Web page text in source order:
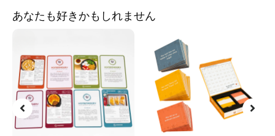
あなたも好きかもしれません